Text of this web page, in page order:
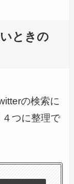
ときの
の検索に
つに整理で